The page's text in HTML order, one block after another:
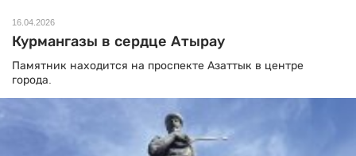
16.04.2026
Курмангазы в сердце Атырау
Памятник находится на проспекте Азаттык в центре
города.